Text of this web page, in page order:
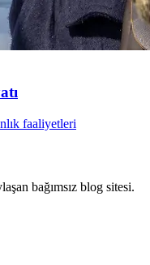
faaliyetleri
bağımsız blog sitesi.